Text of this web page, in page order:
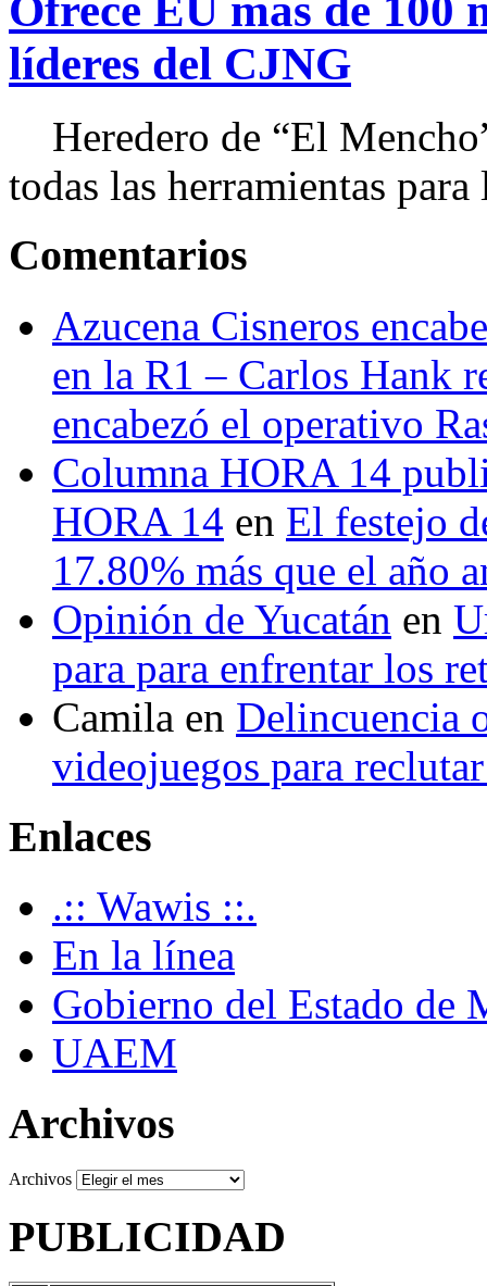
líderes del CJNG
Heredero de “El
todas las herramientas
Comentarios
Azucena Cisneros
en la R1 – Carlos Hank
encabezó el operativo
Columna HORA 14
HORA 14 en El festejo
17.80% más que el año
Opinión de Yucatán en
para para enfrentar los
Camila en Delincuencia
videojuegos para
Enlaces
.:: Wawis ::.
En la línea
Gobierno del Estado de
UAEM
Archivos
Archivos
PUBLICIDAD